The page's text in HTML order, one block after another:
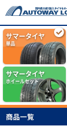
サマータイヤ
単品
サマータイヤ
ホイールセット
商品一覧